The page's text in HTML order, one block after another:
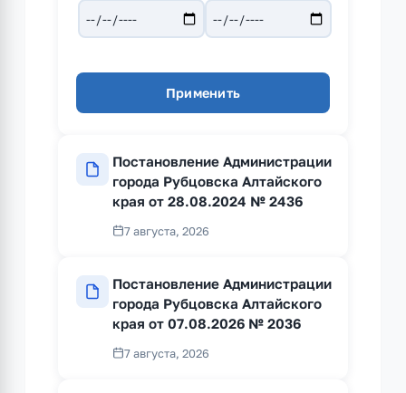
ДАТА ДАТА
Постановление Администрации
города Рубцовска Алтайского
края от 28.08.2024 № 2436
7 августа, 2026
Постановление Администрации
города Рубцовска Алтайского
края от 07.08.2026 № 2036
7 августа, 2026